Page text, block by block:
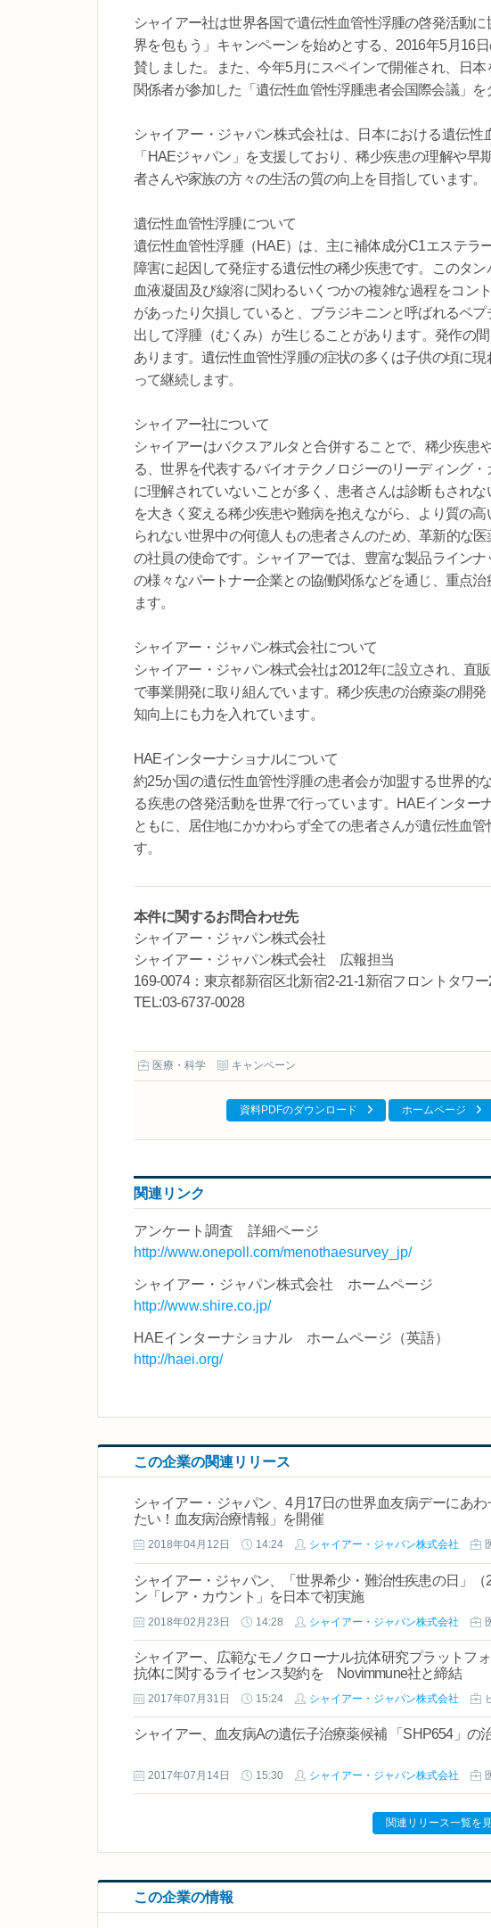
シャイアー社は世界各国で遺伝性血管性浮腫の啓発活動
界を包もう」キャンペーンを始めとする、2016年5月16
賛しました。また、今年5月にスペインで開催され、日
関係者が参加した「遺伝性血管性浮腫患者会国際会議」
シャイアー・ジャパン株式会社は、日本における遺伝
「HAEジャパン」を支援しており、稀少疾患の理解や
者さんや家族の方々の生活の質の向上を目指しています。
遺伝性血管性浮腫について
遺伝性血管性浮腫（HAE）は、主に補体成分C1エステラ
障害に起因して発症する遺伝性の稀少疾患です。このタ
血液凝固及び線溶に関わるいくつかの複雑な過程をコン
があったり欠損していると、ブラジキニンと呼ばれるペ
出して浮腫（むくみ）が生じることがあります。発作の
あります。遺伝性血管性浮腫の症状の多くは子供の頃に
って継続します。
シャイアー社について
シャイアーはバクスアルタと合併することで、稀少疾患
る、世界を代表するバイオテクノロジーのリーディング
に理解されていないことが多く、患者さんは診断もされ
を大きく変える稀少疾患や難病を抱えながら、より質の
られない世界中の何億人もの患者さんのため、革新的な
の社員の使命です。シャイアーでは、豊富な製品ライン
の様々なパートナー企業との協働関係などを通じ、重点
ます。
シャイアー・ジャパン株式会社について
シャイアー・ジャパン株式会社は2012年に設立され、直
で事業開発に取り組んでいます。稀少疾患の治療薬の開
知向上にも力を入れています。
HAEインターナショナルについて
約25か国の遺伝性血管性浮腫の患者会が加盟する世界的
る疾患の啓発活動を世界で行っています。HAEインター
ともに、居住地にかかわらず全ての患者さんが遺伝性血
す。
本件に関するお問合わせ先
シャイアー・ジャパン株式会社
シャイアー・ジャパン株式会社 広報担当
169-0074：東京都新宿区北新宿2-21-1新宿フロントタワ
TEL:03-6737-0028
医療・科学 キャンペーン
資料PDFのダウンロード ホームページ
関連リンク
アンケート調査 詳細ページ
http://www.onepoll.com/menothaesurvey_jp/
シャイアー・ジャパン株式会社 ホームページ
http://www.shire.co.jp/
HAEインターナショナル ホームページ（英語）
http://haei.org/
この企業の関連リリース
シャイアー・ジャパン、4月17日の世界血友病デーにあ
たい！血友病治療情報」を開催
2018年04月12日 14:24 シャイアー・ジャパン株式会社
シャイアー・ジャパン、「世界希少・難治性疾患の日」
ン「レア・カウント」を日本で初実施
2018年02月23日 14:28 シャイアー・ジャパン株式会社
シャイアー、広範なモノクローナル抗体研究プラットフ
抗体に関するライセンス契約を Novimmune社と締結
2017年07月31日 15:24 シャイアー・ジャパン株式会社
シャイアー、血友病Aの遺伝子治療薬候補 「SHP654」の
2017年07月14日 15:30 シャイアー・ジャパン株式会社
関連リリース一覧を
この企業の情報